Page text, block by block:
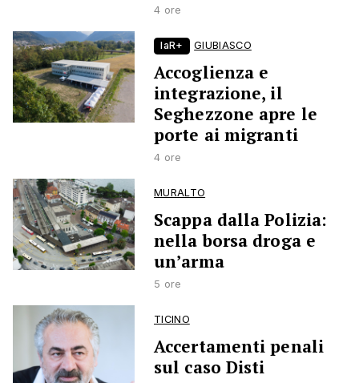
4 ore
laR+ GIUBIASCO
Accoglienza e
integrazione, il
Seghezzone apre le
porte ai migranti
4 ore
MURALTO
Scappa dalla Polizia:
nella borsa droga e
un’arma
5 ore
TICINO
Accertamenti penali
sul caso Disti